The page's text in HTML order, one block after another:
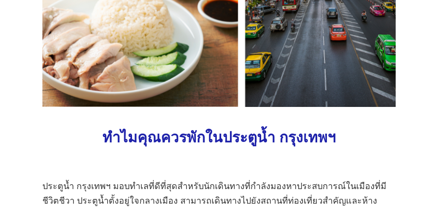
ทำไมคุณควรพักในประตูน้ำ กรุงเทพฯ
ประตูน้ำ กรุงเทพฯ มอบทำเลที่ดีที่สุดสำหรับนักเดินทางที่กำลังมองหาประสบการณ์ในเมืองที่มี
ชีวิตชีวา ประตูน้ำตั้งอยู่ใจกลางเมือง สามารถเดินทางไปยังสถานที่ท่องเที่ยวสำคัญและห้าง